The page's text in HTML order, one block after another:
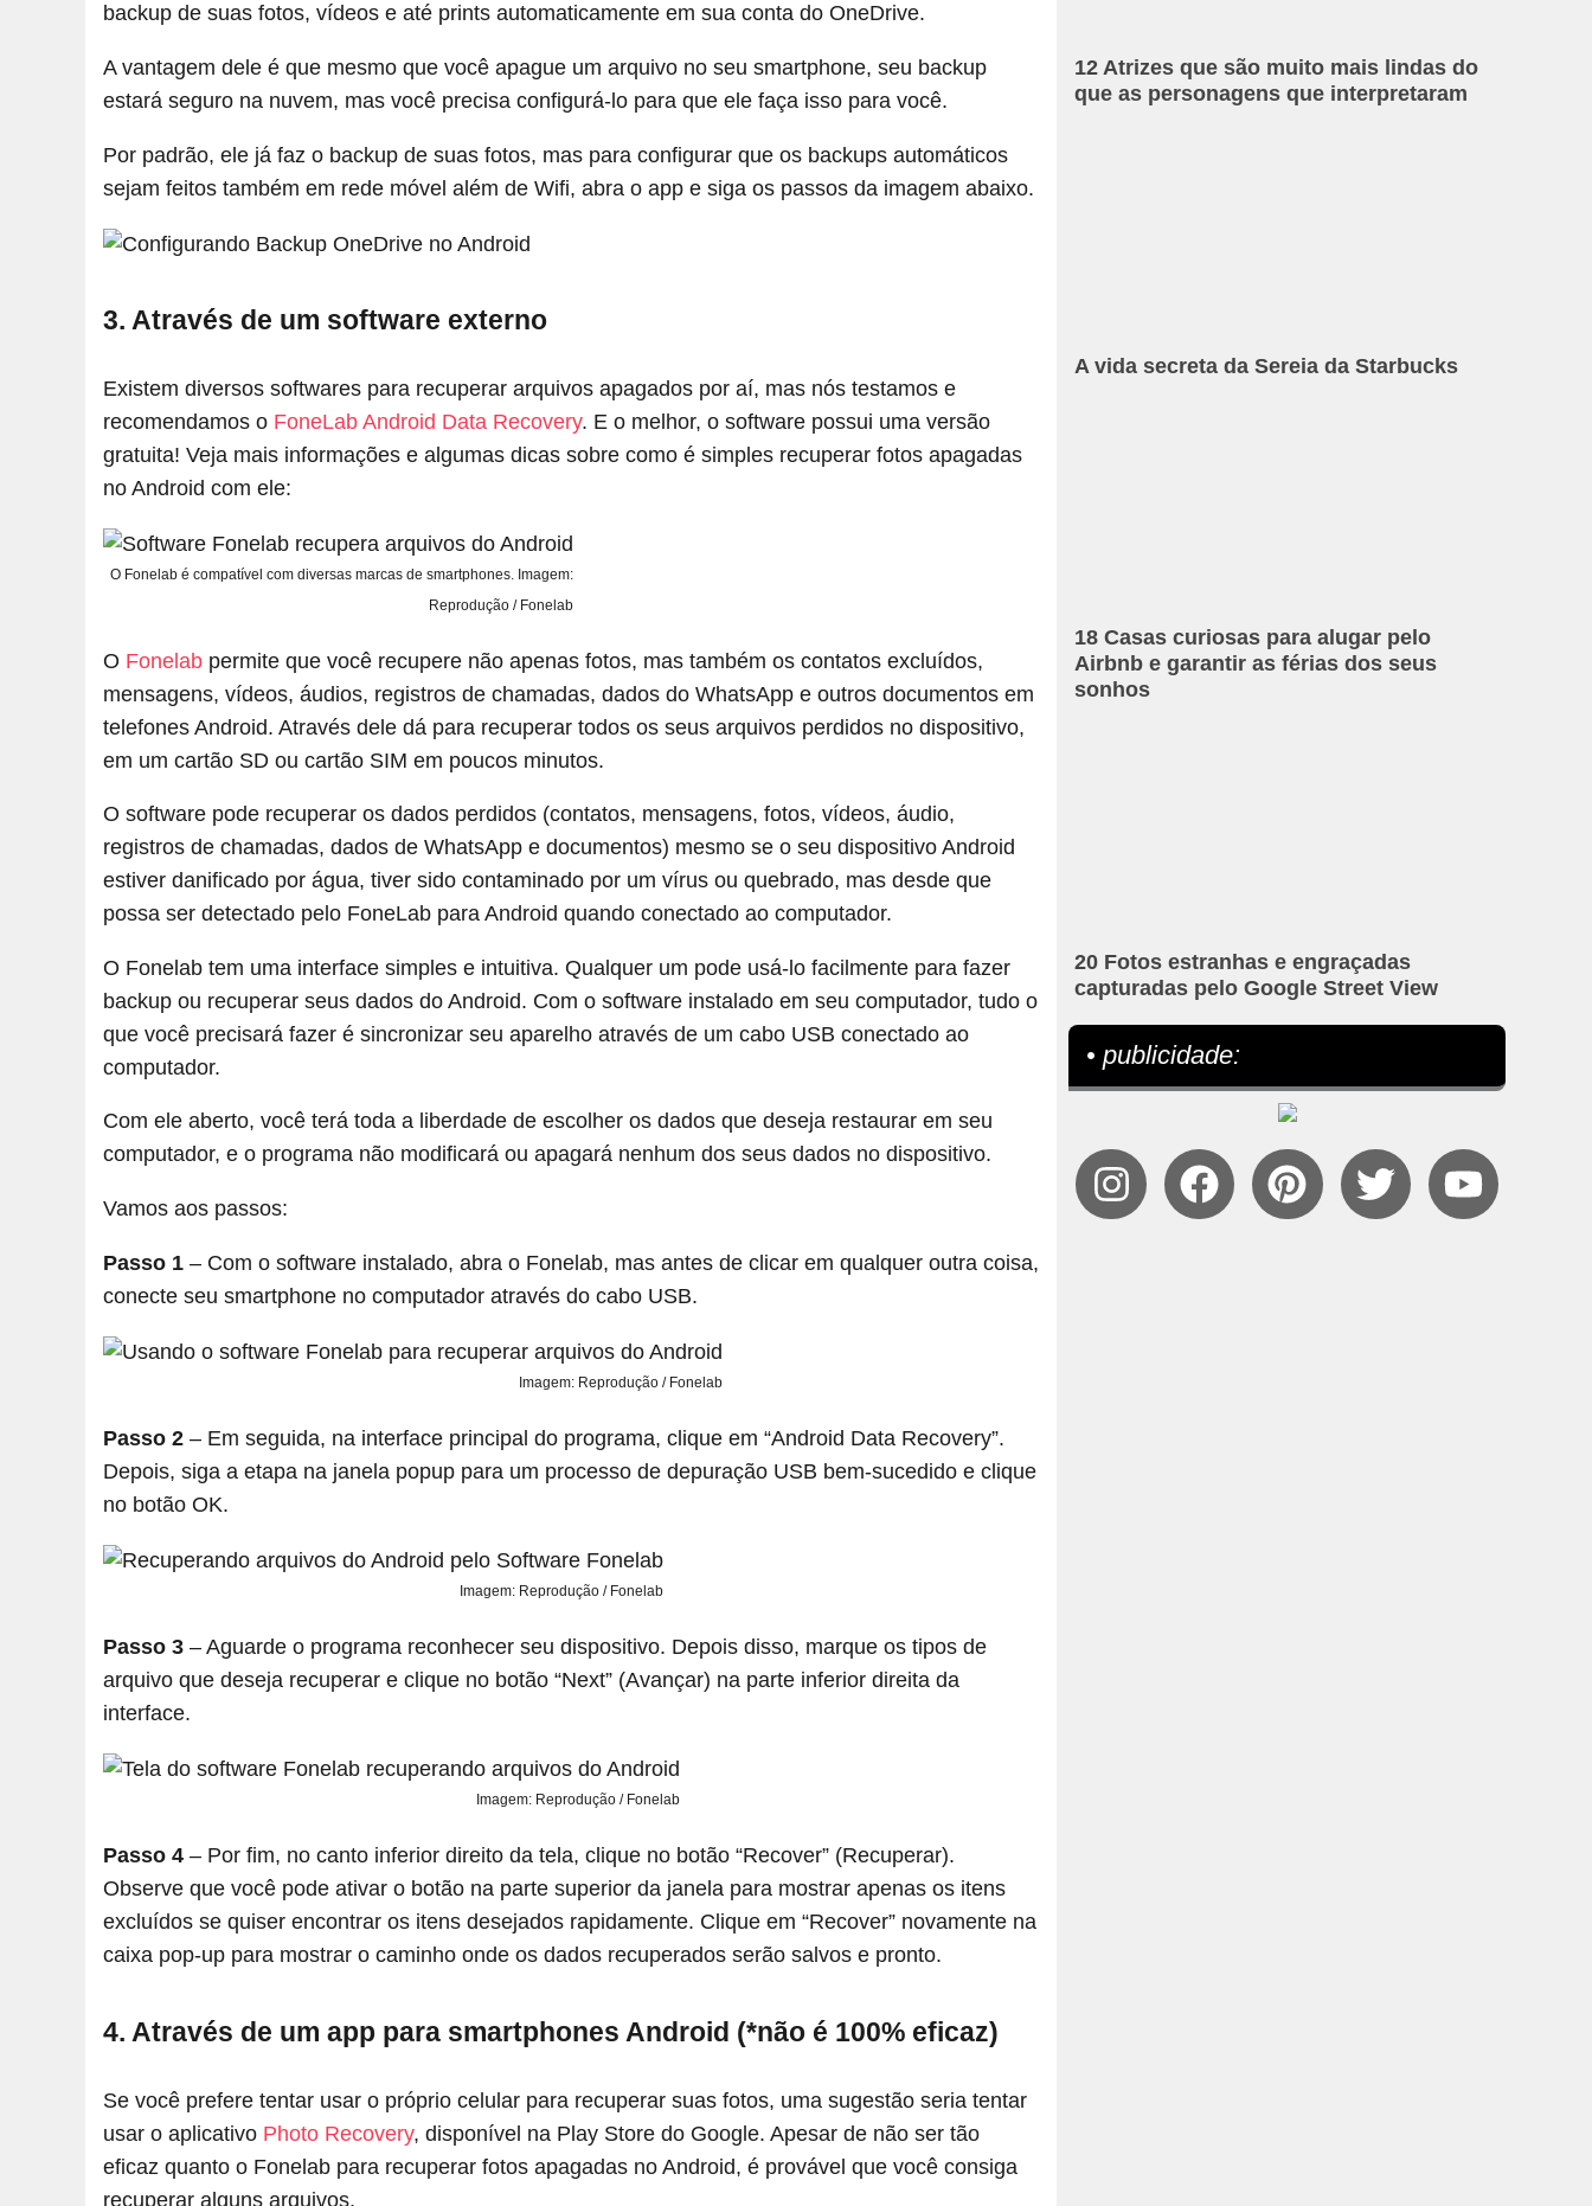
backup de suas fotos, vídeos e até prints automaticamente em sua conta do OneDrive.
A vantagem dele é que mesmo que você apague um arquivo no seu smartphone, seu backup
estará seguro na nuvem, mas você precisa configurá-lo para que ele faça isso para você.
Por padrão, ele já faz o backup de suas fotos, mas para configurar que os backups automáticos
sejam feitos também em rede móvel além de Wifi, abra o app e siga os passos da imagem abaixo.
3. Através de um software externo
Existem diversos softwares para recuperar arquivos apagados por aí, mas nós testamos e
recomendamos o FoneLab Android Data Recovery. E o melhor, o software possui uma versão
gratuita! Veja mais informações e algumas dicas sobre como é simples recuperar fotos apagadas
no Android com ele:
O Fonelab é compatível com diversas marcas de smartphones. Imagem:
Reprodução / Fonelab
O Fonelab permite que você recupere não apenas fotos, mas também os contatos excluídos,
mensagens, vídeos, áudios, registros de chamadas, dados do WhatsApp e outros documentos em
telefones Android. Através dele dá para recuperar todos os seus arquivos perdidos no dispositivo,
em um cartão SD ou cartão SIM em poucos minutos.
O software pode recuperar os dados perdidos (contatos, mensagens, fotos, vídeos, áudio,
registros de chamadas, dados de WhatsApp e documentos) mesmo se o seu dispositivo Android
estiver danificado por água, tiver sido contaminado por um vírus ou quebrado, mas desde que
possa ser detectado pelo FoneLab para Android quando conectado ao computador.
O Fonelab tem uma interface simples e intuitiva. Qualquer um pode usá-lo facilmente para fazer
backup ou recuperar seus dados do Android. Com o software instalado em seu computador, tudo o
que você precisará fazer é sincronizar seu aparelho através de um cabo USB conectado ao
computador.
Com ele aberto, você terá toda a liberdade de escolher os dados que deseja restaurar em seu
computador, e o programa não modificará ou apagará nenhum dos seus dados no dispositivo.
Vamos aos passos:
Passo 1 – Com o software instalado, abra o Fonelab, mas antes de clicar em qualquer outra coisa,
conecte seu smartphone no computador através do cabo USB.
Imagem: Reprodução / Fonelab
Passo 2 – Em seguida, na interface principal do programa, clique em “Android Data Recovery”.
Depois, siga a etapa na janela popup para um processo de depuração USB bem-sucedido e clique
no botão OK.
Imagem: Reprodução / Fonelab
Passo 3 – Aguarde o programa reconhecer seu dispositivo. Depois disso, marque os tipos de
arquivo que deseja recuperar e clique no botão “Next” (Avançar) na parte inferior direita da
interface.
Imagem: Reprodução / Fonelab
Passo 4 – Por fim, no canto inferior direito da tela, clique no botão “Recover” (Recuperar).
Observe que você pode ativar o botão na parte superior da janela para mostrar apenas os itens
excluídos se quiser encontrar os itens desejados rapidamente. Clique em “Recover” novamente na
caixa pop-up para mostrar o caminho onde os dados recuperados serão salvos e pronto.
4. Através de um app para smartphones Android (*não é 100% eficaz)
Se você prefere tentar usar o próprio celular para recuperar suas fotos, uma sugestão seria tentar
usar o aplicativo Photo Recovery, disponível na Play Store do Google. Apesar de não ser tão
eficaz quanto o Fonelab para recuperar fotos apagadas no Android, é provável que você consiga
recuperar alguns arquivos.
12 Atrizes que são muito mais lindas do
que as personagens que interpretaram
A vida secreta da Sereia da Starbucks
18 Casas curiosas para alugar pelo
Airbnb e garantir as férias dos seus
sonhos
20 Fotos estranhas e engraçadas
capturadas pelo Google Street View
• publicidade: